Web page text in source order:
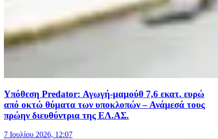
Υπόθεση Predator: Αγωγή-μαμούθ 7,6 εκατ. ευρώ
από οκτώ θύματα των υποκλοπών – Ανάμεσά τους
πρώην διευθύντρια της ΕΛ.ΑΣ.
7 Ιουλίου 2026, 12:07